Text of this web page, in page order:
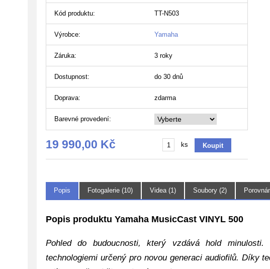
Kód produktu: TT-N503
Výrobce: Yamaha
Záruka: 3 roky
Dostupnost: do 30 dnů
Doprava: zdarma
Barevné provedení:
19 990,00 Kč ks
Popis Fotogalerie (10) Videa (1) Soubory (2)
Popis produktu Yamaha MusicCast VINYL 500
Pohled do budoucnosti, který vzdává hold minulosti.
technologiemi určený pro novou generaci audiofilů. Díky